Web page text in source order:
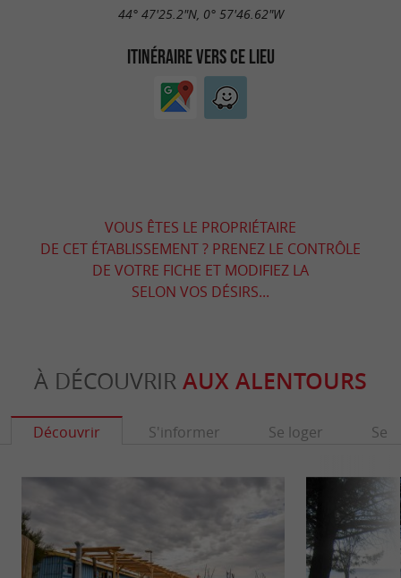
44° 47'25.2"N, 0° 57'46.62"W
ITINÉRAIRE VERS CE LIEU
VOUS ÊTES LE PROPRIÉTAIRE
DE CET ÉTABLISSEMENT ? PRENEZ LE CONTRÔLE
DE VOTRE FICHE ET MODIFIEZ LA
SELON VOS DÉSIRS...
À DÉCOUVRIR AUX ALENTOURS
Découvrir S'informer Se loger Se